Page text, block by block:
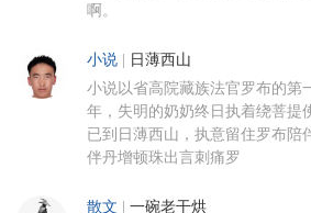
啊。
小说 日薄西山
小说以省高院藏族法官罗布的第
年，失明的奶奶终日执着绕菩提
已到日薄西山，执意留住罗布陪
伴丹增顿珠出言刺痛罗
散文 一碗老干烘